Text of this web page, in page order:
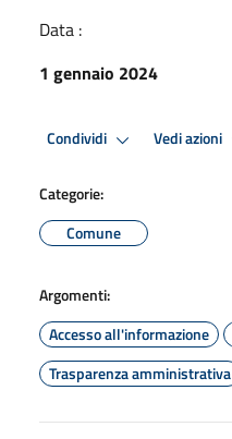
Data :
1 gennaio 2024
Condividi Vedi azioni
Categorie:
Comune
Argomenti:
Accesso all'informazione
Trasparenza amministrativa